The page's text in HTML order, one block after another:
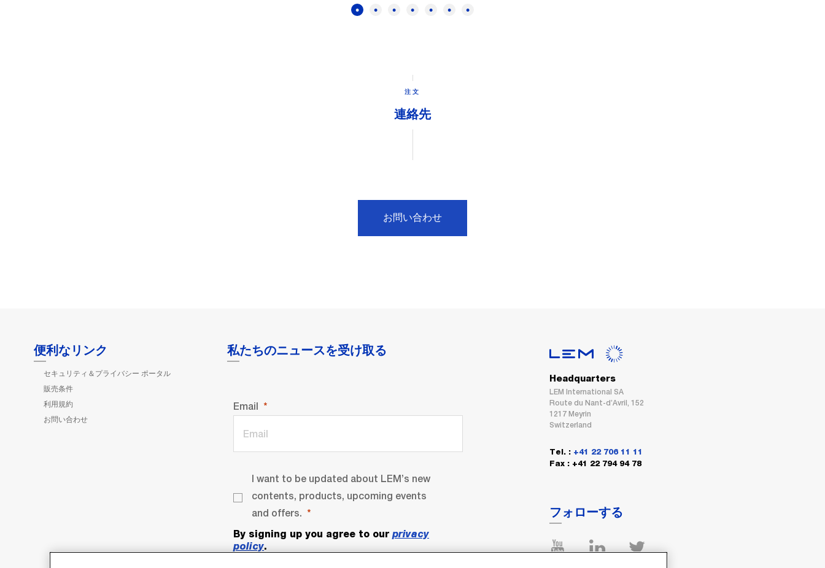
注文
連絡先
お問い合わせ
便利なリンク
セキュリティ＆プライバシー ポータル
販売条件
利用規約
お問い合わせ
私たちのニュースを受け取る
Email
I want to be updated about LEM’s new
contents, products, upcoming events
and offers.
By signing up you agree to our privacy
policy.
Headquarters
LEM International SA
Route du Nant-d’Avril, 152
1217 Meyrin
Switzerland
Tel. : +41 22 706 11 11
Fax : +41 22 794 94 78
フォローする